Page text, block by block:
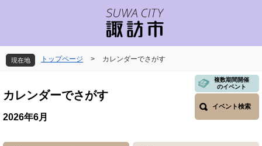
先
頭
す
を
飛
し
本
へ
現在地 トップページ > カレンダーでさがす
文
カレンダーでさがす
複数期間開催
のイベント
イベント検索
2026年6月